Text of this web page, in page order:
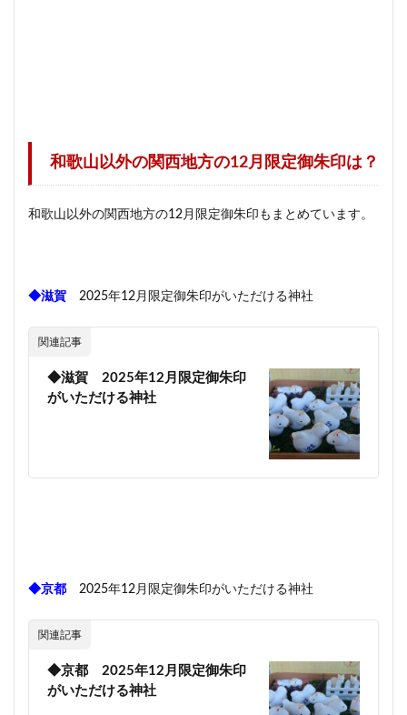
和歌山以外の関西地方の12月限定御朱印は？
和歌山以外の関西地方の12月限定御朱印もまとめています。
◆滋賀 2025年12月限定御朱印がいただける神社
関連記事
◆滋賀 2025年12月限定御朱印
がいただける神社
◆京都 2025年12月限定御朱印がいただける神社
関連記事
◆京都 2025年12月限定御朱印
がいただける神社